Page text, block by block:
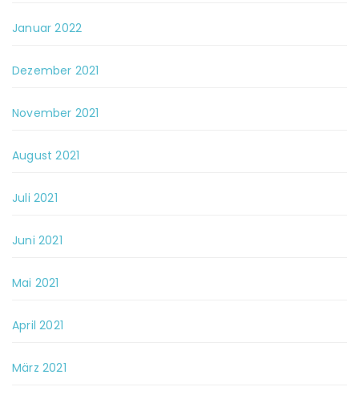
Januar 2022
Dezember 2021
November 2021
August 2021
Juli 2021
Juni 2021
Mai 2021
April 2021
März 2021